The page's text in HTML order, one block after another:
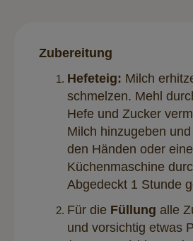
Zubereitung
Hefeteig: Milch
schmelzen. Mehl
Hefe und Zucker
Milch hinzugeben
den Händen oder
Küchenmaschine
Abgedeckt 1 Stunde
Für die Füllung alle
und vorsichtig etwas